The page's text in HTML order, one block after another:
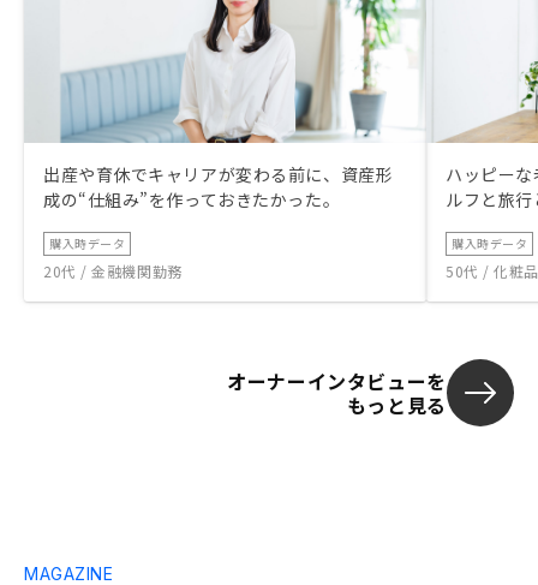
出産や育休でキャリアが変わる前に、資産形
成の“仕組み”を作っておきたかった。
購入時データ
20代 / 金融機関勤務
ハッピー
ルフと旅
購入時データ
50代 / 化粧
オーナーインタビューを
もっと見る
MAGAZINE